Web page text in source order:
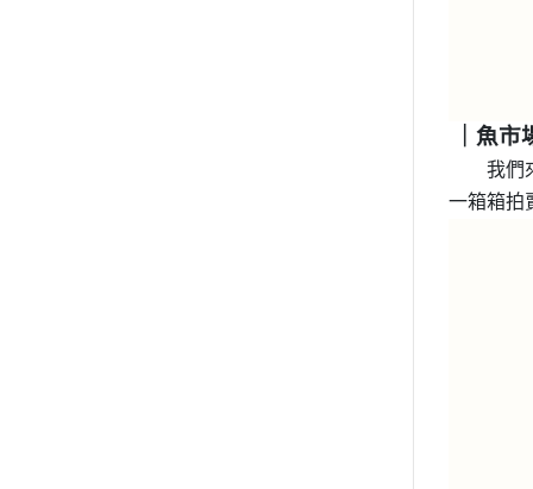
｜魚
我們
一箱箱拍